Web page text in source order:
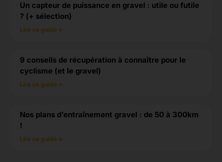
Un capteur de puissance en gravel : utile ou futile
? (+ sélection)
Lire ce guide »
9 conseils de récupération à connaître pour le
cyclisme (et le gravel)
Lire ce guide »
Nos plans d’entraînement gravel : de 50 à 300km
!
Lire ce guide »